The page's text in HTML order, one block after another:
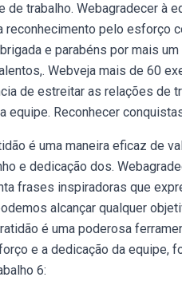
de trabalho. Webagradecer à
reconhecimento pelo esforço
e parabéns por mais
Webveja mais de 60
de estreitar as relações de
equipe. Reconhecer
é uma maneira eficaz de
e dedicação dos.
frases inspiradoras que
alcançar qualquer
é uma poderosa
e a dedicação da equipe,
6: